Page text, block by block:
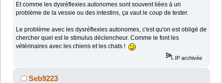
Et comme les dysréflexies autonomes sont souvent liées à un
problème de la vessie ou des intestins, ça vaut le coup de tester.
Le problème avec les dysréflexies autonomes, c'est qu'on est obligé de
chercher quel est le stimulus déclencheur. Comme le font les
vétérinaires avec les chiens et les chats !
IP archivée
Seb9223